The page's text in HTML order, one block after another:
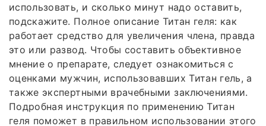
использовать, и сколько минут надо оставить,
подскажите. Полное описание Титан геля: как
работает средство для увеличения члена, правда
это или развод. Чтобы составить объективное
мнение о препарате, следует ознакомиться с
оценками мужчин, использовавших Титан гель, а
также экспертными врачебными заключениями.
Подробная инструкция по применению Титан
геля поможет в правильном использовании этого